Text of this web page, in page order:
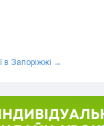
в Запоріжжі →